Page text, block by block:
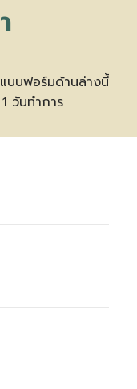
บบฟอร์มด้านล่างนี้
วันทำการ